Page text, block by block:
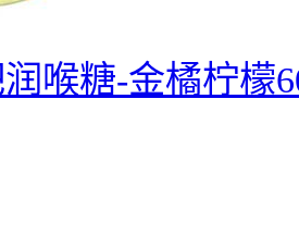
喉糖-金橘柠檬